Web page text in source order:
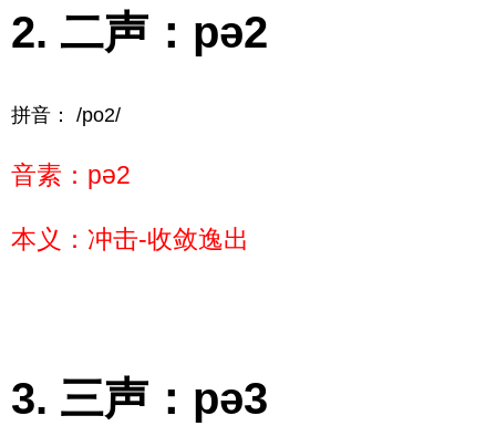
二声：pə2
拼音： /po2/
音素：pə2
本义：冲击-收敛逸出
三声：pə3